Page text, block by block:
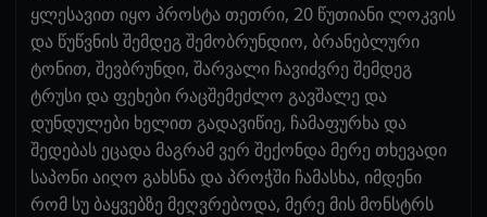
ყლესავით იყო პროსტა თეთრი, 20 წუთიანი ლოკვის
და წუწვნის შემდეგ შემობრუნდიო, ბრანებლური
ტონით, შევბრუნდი, შარვალი ჩავიძვრე შემდეგ
ტრუსი და ფეხები რაცშემეძლო გავშალე და
დუნდულები ხელით გადავიწიე, ჩამაფურხა და
შედებას ეცადა მაგრამ ვერ შექონდა მერე თხევადი
საპონი აიღო გახსნა და პროჭში ჩამასხა, იმდენი
რომ სუ ბაყვებზე მეღვრებოდა, მერე მის მონსტრს